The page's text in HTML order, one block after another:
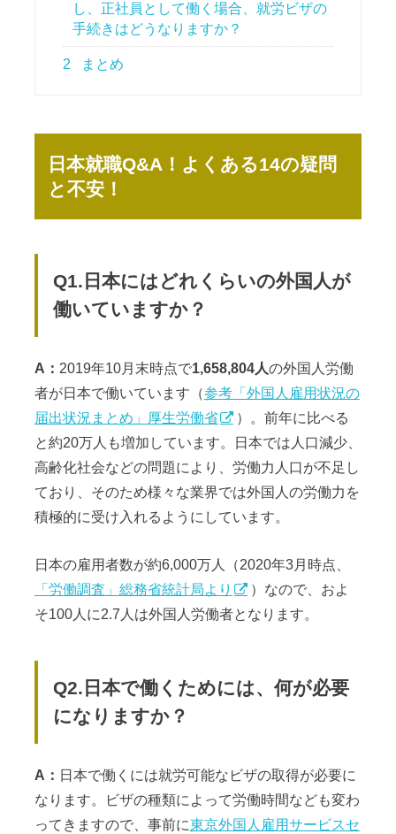
し、正社員として働く場合、就労ビザの
手続きはどうなりますか？
2 まとめ
日本就職Q&A！よくある14の疑問
と不安！
Q1.日本にはどれくらいの外国人が
働いていますか？
A： 2019年10月末時点で1,658,804人の外国人労働
者が日本で働いています（参考「外国人雇用状況の
届出状況まとめ」厚生労働省
）。前年に比べる
と約20万人も増加しています。日本では人口減少、
高齢化社会などの問題により、労働力人口が不足し
ており、そのため様々な業界では外国人の労働力を
積極的に受け入れるようにしています。
日本の雇用者数が約6,000万人（2020年3月時点、
「労働調査」総務省統計局より
）なので、およ
そ100人に2.7人は外国人労働者となります。
Q2.日本で働くためには、何が必要
になりますか？
A： 日本で働くには就労可能なビザの取得が必要に
なります。ビザの種類によって労働時間なども変わ
ってきますので、事前に東京外国人雇用サービスセ